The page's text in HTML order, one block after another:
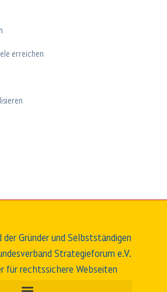
erreichen
Gründer und Selbstständigen
Strategieforum e.V.
für rechtssichere Webseiten